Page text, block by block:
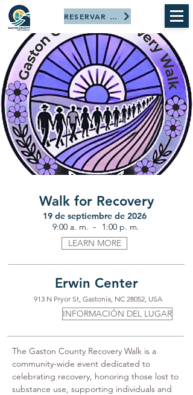
RESERVAR AHORA
Walk for Recovery
19 de septiembre de 2026
9:00 a. m. -
1:00 p. m.
LEARN MORE
Erwin Center
913 N Pryor St, Gastonia, NC 28052, USA
INFORMACIÓN DEL LUGAR
The Gaston County Recovery Walk is a
community-wide event dedicated to
celebrating recovery, honoring those lost to
substance use, supporting individuals and